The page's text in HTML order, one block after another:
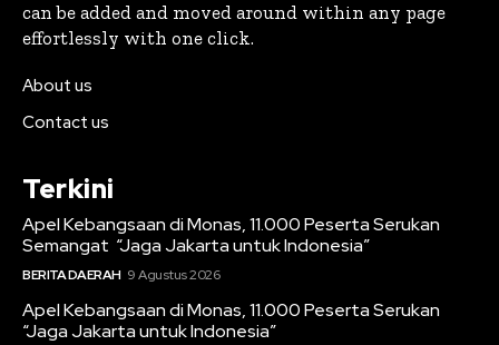
can be added and moved around within any page
effortlessly with one click.
About us
Contact us
Terkini
Apel Kebangsaan di Monas, 11.000 Peserta Serukan
Semangat “Jaga Jakarta untuk Indonesia”
BERITA DAERAH 9 Agustus 2026
Apel Kebangsaan di Monas, 11.000 Peserta Serukan
“Jaga Jakarta untuk Indonesia”